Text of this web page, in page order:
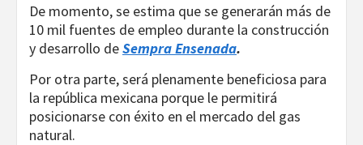
De momento, se estima que se generarán más de
10 mil fuentes de empleo durante la construcción
y desarrollo deSempra Ensenada.
Por otra parte, será plenamente beneficiosa para
la república mexicana porque le permitirá
posicionarse con éxito en el mercado del gas
natural.